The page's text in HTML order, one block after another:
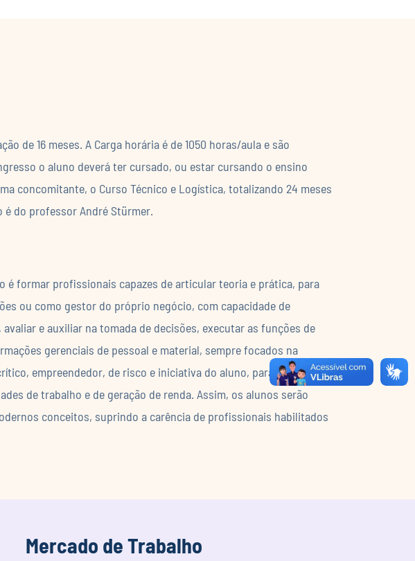
de 16 meses. A Carga horária é de 1050 horas/aula e são
o aluno deverá ter cursado, ou estar cursando o ensino
concomitante, o Curso Técnico e Logística, totalizando 24 meses
é do professor André Stürmer.
é formar profissionais capazes de articular teoria e prática, para
ou como gestor do próprio negócio, com capacidade de
e auxiliar na tomada de decisões, executar as funções de
gerenciais de pessoal e material, sempre focados na
empreendedor, de risco e iniciativa do aluno, para que ele
de trabalho e de geração de renda. Assim, os alunos serão
conceitos, suprindo a carência de profissionais habilitados
Mercado de Trabalho